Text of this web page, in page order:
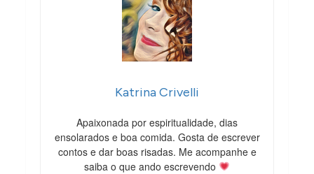
Katrina Crivelli
Apaixonada por espiritualidade, dias
ensolarados e boa comida. Gosta de escrever
contos e dar boas risadas. Me acompanhe e
saiba o que ando escrevendo